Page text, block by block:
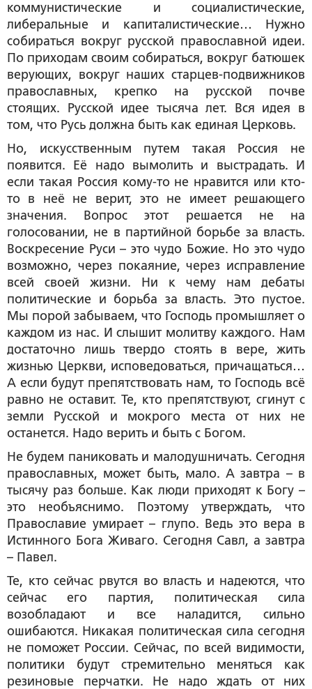
коммунистические и социалистические,
либеральные и капиталистические… Нужно
собираться вокруг русской православной идеи.
По приходам своим собираться, вокруг батюшек
верующих, вокруг наших старцев-подвижников
православных, крепко на русской почве
стоящих. Русской идее тысяча лет. Вся идея в
том, что Русь должна быть как единая Церковь.
Но, искусственным путем такая Россия не
появится. Её надо вымолить и выстрадать. И
если такая Россия кому-то не нравится или кто-
то в неё не верит, это не имеет решающего
значения. Вопрос этот решается не на
голосовании, не в партийной борьбе за власть.
Воскресение Руси – это чудо Божие. Но это чудо
возможно, через покаяние, через исправление
всей своей жизни. Ни к чему нам дебаты
политические и борьба за власть. Это пустое.
Мы порой забываем, что Господь промышляет о
каждом из нас. И слышит молитву каждого. Нам
достаточно лишь твердо стоять в вере, жить
жизнью Церкви, исповедоваться, причащаться…
А если будут препятствовать нам, то Господь всё
равно не оставит. Те, кто препятствуют, сгинут с
земли Русской и мокрого места от них не
останется. Надо верить и быть с Богом.
Не будем паниковать и малодушничать. Сегодня
православных, может быть, мало. А завтра – в
тысячу раз больше. Как люди приходят к Богу –
это необъяснимо. Поэтому утверждать, что
Православие умирает – глупо. Ведь это вера в
Истинного Бога Живаго. Сегодня Савл, а завтра
– Павел.
Те, кто сейчас рвутся во власть и надеются, что
сейчас его партия, политическая сила
возобладают и все наладится, сильно
ошибаются. Никакая политическая сила сегодня
не поможет России. Сейчас, по всей видимости,
политики будут стремительно меняться как
резиновые перчатки. Не надо ждать от них